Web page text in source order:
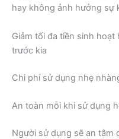
hay không ảnh hưởng sự
Giảm tối đa tiền sinh
trước kia
Chi phí sử dụng nhẹ
An toàn mỗi khi sử dụng
Người sử dụng sẽ an tâm